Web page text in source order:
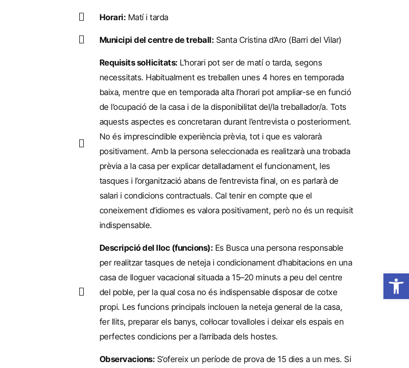
Horari: Matí i tarda
Municipi del centre de treball: Santa Cristina d’Aro (Barri del Vilar)
Requisits sol·licitats: L’horari pot ser de matí o tarda, segons
necessitats. Habitualment es treballen unes 4 hores en temporada
baixa, mentre que en temporada alta l’horari pot ampliar-se en funció
de l’ocupació de la casa i de la disponibilitat del/la treballador/a. Tots
aquests aspectes es concretaran durant l’entrevista o posteriorment.
No és imprescindible experiència prèvia, tot i que es valorarà
positivament. Amb la persona seleccionada es realitzarà una trobada
prèvia a la casa per explicar detalladament el funcionament, les
tasques i l’organització abans de l’entrevista final, on es parlarà de
salari i condicions contractuals. Cal tenir en compte que el
coneixement d’idiomes es valora positivament, però no és un requisit
indispensable.
Descripció del lloc (funcions): Es Busca una persona responsable
per realitzar tasques de neteja i condicionament d’habitacions en una
casa de lloguer vacacional situada a 15–20 minuts a peu del centre
del poble, per la qual cosa no és indispensable disposar de cotxe
propi. Les funcions principals inclouen la neteja general de la casa,
fer llits, preparar els banys, col·locar tovalloles i deixar els espais en
perfectes condicions per a l’arribada dels hostes.
Observacions: S’ofereix un període de prova de 15 dies a un mes. Si
Obre